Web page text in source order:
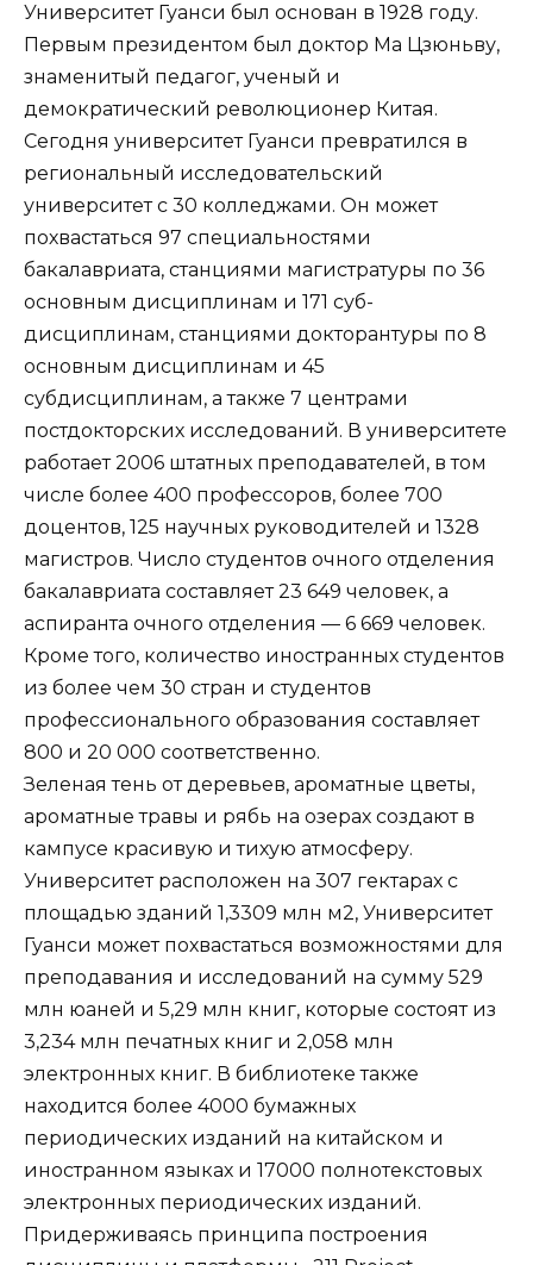
Университет Гуанси был основан в 1928 году.
Первым президентом был доктор Ма Цзюньву,
знаменитый педагог, ученый и
демократический революционер Китая.
Сегодня университет Гуанси превратился в
региональный исследовательский
университет с 30 колледжами. Он может
похвастаться 97 специальностями
бакалавриата, станциями магистратуры по 36
основным дисциплинам и 171 суб-
дисциплинам, станциями докторантуры по 8
основным дисциплинам и 45
субдисциплинам, а также 7 центрами
постдокторских исследований. В университете
работает 2006 штатных преподавателей, в том
числе более 400 профессоров, более 700
доцентов, 125 научных руководителей и 1328
магистров. Число студентов очного отделения
бакалавриата составляет 23 649 человек, а
аспиранта очного отделения — 6 669 человек.
Кроме того, количество иностранных студентов
из более чем 30 стран и студентов
профессионального образования составляет
800 и 20 000 соответственно.
Зеленая тень от деревьев, ароматные цветы,
ароматные травы и рябь на озерах создают в
кампусе красивую и тихую атмосферу.
Университет расположен на 307 гектарах с
площадью зданий 1,3309 млн м2, Университет
Гуанси может похвастаться возможностями для
преподавания и исследований на сумму 529
млн юаней и 5,29 млн книг, которые состоят из
3,234 млн печатных книг и 2,058 млн
электронных книг. В библиотеке также
находится более 4000 бумажных
периодических изданий на китайском и
иностранном языках и 17000 полнотекстовых
электронных периодических изданий.
Придерживаясь принципа построения